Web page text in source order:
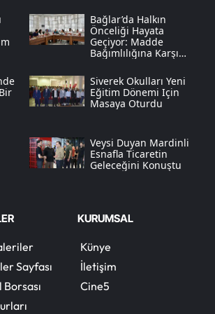
Samsun
Sinop
Sivas
Tekirdağ
Tokat
Tunceli
Şanlıurfa
Uşak
Bağlar’da Halkın
Önceliği Hayata
Geçiyor: Madde
Bağımlılığına Karşı
Siverek Okulları Yeni
Eğitim Dönemi Için
Masaya Oturdu
Veysi Duyan Mardinli
Esnafla Ticaretin
Geleceğini Konuştu
Sayfası
KURUMSAL
Künye
İletişim
Cine5